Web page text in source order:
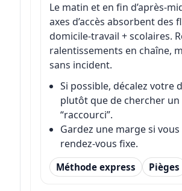
Le matin et en fin d’après-
axes d’accès absorbent des
domicile-travail + scolaires.
ralentissements en chaîne,
sans incident.
Si possible, décalez votre
plutôt que de chercher un
“raccourci”.
Gardez une marge si vous
rendez-vous fixe.
Méthode express Pièges